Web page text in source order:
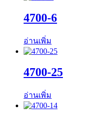
4700-6
อ่านเพิ่ม
4700-25
อ่านเพิ่ม